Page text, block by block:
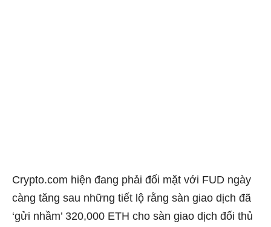
Crypto.com hiện đang phải đối mặt với FUD ngày
càng tăng sau những tiết lộ rằng sàn giao dịch đã
‘gửi nhầm’ 320,000 ETH cho sàn giao dịch đối thủ